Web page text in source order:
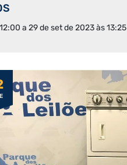
a 29 de set de 2023 às 13:25